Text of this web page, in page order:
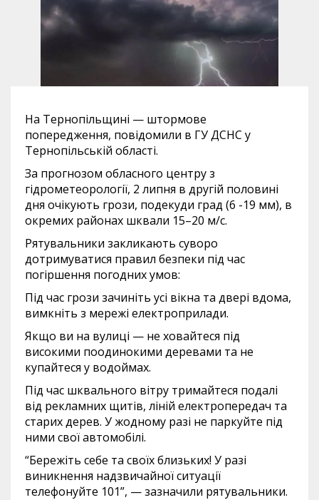
На Тернопільщині — штормове
попередження, повідомили в ГУ ДСНС у
Тернопільській області.
За прогнозом обласного центру з
гідрометеорології, 2 липня в другій половині
дня очікують грози, подекуди град (6 -19 мм), в
окремих районах шквали 15–20 м/с.
Рятувальники закликають суворо
дотримуватися правил безпеки під час
погіршення погодних умов:
Під час грози зачиніть усі вікна та двері вдома,
вимкніть з мережі електроприлади.
Якщо ви на вулиці — не ховайтеся під
високими поодинокими деревами та не
купайтеся у водоймах.
Під час шквального вітру тримайтеся подалі
від рекламних щитів, ліній електропередач та
старих дерев. У жодному разі не паркуйте під
ними свої автомобілі.
“Бережіть себе та своїх близьких! У разі
виникнення надзвичайної ситуації
телефонуйте 101”, — зазначили рятувальники.